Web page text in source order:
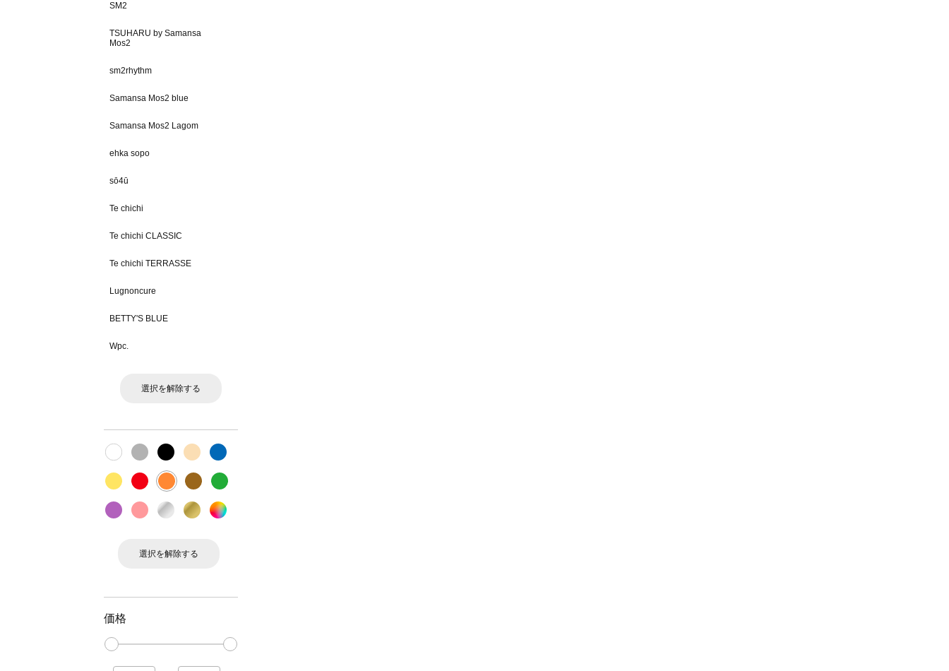
SM2
TSUHARU by Samansa
Mos2
sm2rhythm
Samansa Mos2 blue
Samansa Mos2 Lagom
ehka sopo
sō4ū
Te chichi
Te chichi CLASSIC
Te chichi TERRASSE
Lugnoncure
BETTY'S BLUE
Wpc.
選択を解除する
選択を解除する
価格